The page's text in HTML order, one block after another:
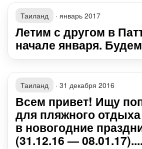
Таиланд · январь 2017
Летим с другом в
начале января.
Таиланд · 31 декабря 2016
Всем привет! Ищу
для пляжного отдыха
в новогодние
(31.12.16 — 08.01.17)....